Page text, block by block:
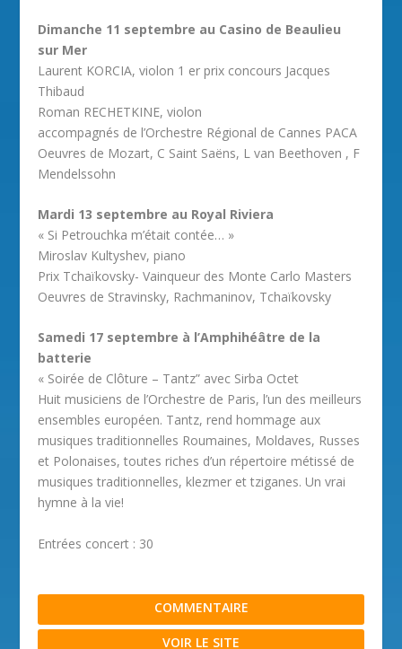
Dimanche 11 septembre au Casino de Beaulieu
sur Mer
Laurent KORCIA, violon 1 er prix concours Jacques
Thibaud
Roman RECHETKINE, violon
accompagnés de l’Orchestre Régional de Cannes PACA
Oeuvres de Mozart, C Saint Saëns, L van Beethoven , F
Mendelssohn
Mardi 13 septembre au Royal Riviera
« Si Petrouchka m’était contée… »
Miroslav Kultyshev, piano
Prix Tchaïkovsky- Vainqueur des Monte Carlo Masters
Oeuvres de Stravinsky, Rachmaninov, Tchaïkovsky
Samedi 17 septembre à l’Amphihéâtre de la
batterie
« Soirée de Clôture – Tantz” avec Sirba Octet
Huit musiciens de l’Orchestre de Paris, l’un des meilleurs
ensembles européen. Tantz, rend hommage aux
musiques traditionnelles Roumaines, Moldaves, Russes
et Polonaises, toutes riches d’un répertoire métissé de
musiques traditionnelles, klezmer et tziganes. Un vrai
hymne à la vie!
Entrées concert : 30
COMMENTAIRE
VOIR LE SITE